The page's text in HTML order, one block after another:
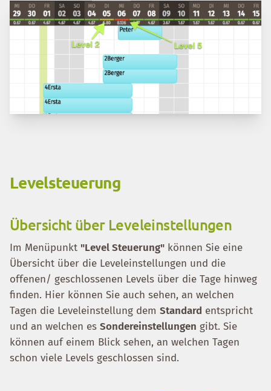
Levelsteuerung
Übersicht über Leveleinstellungen
Im Menüpunkt "Level Steuerung" können Sie eine
Übersicht über die Leveleinstellungen und die
offenen/ geschlossenen Levels über die Tage hinweg
finden. Hier können Sie auch sehen, an welchen
Tagen die Leveleinstellung dem Standard entspricht
und an welchen es Sondereinstellungen gibt. Sie
können auf einem Blick sehen, an welchen Tagen
schon viele Levels geschlossen sind.